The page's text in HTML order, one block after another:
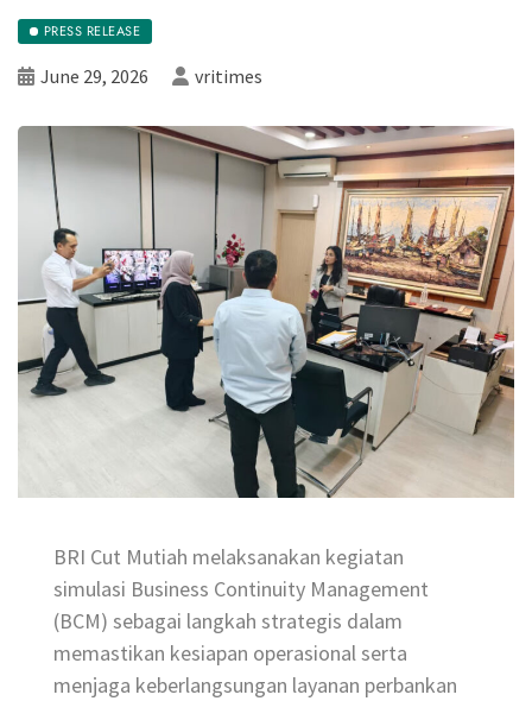
PRESS RELEASE
June 29, 2026 vritimes
BRI Cut Mutiah melaksanakan kegiatan
simulasi Business Continuity Management
(BCM) sebagai langkah strategis dalam
memastikan kesiapan operasional serta
menjaga keberlangsungan layanan perbankan